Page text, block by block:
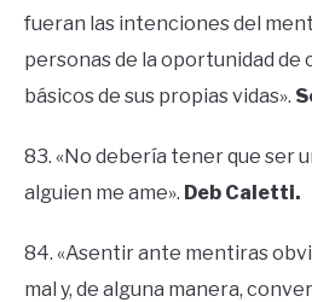
fueran las intenciones del
personas de la oportunidad de
básicos de sus propias vidas».
83. «No debería tener que ser
alguien me ame». Deb Caletti.
84. «Asentir ante mentiras
mal y, de alguna manera,